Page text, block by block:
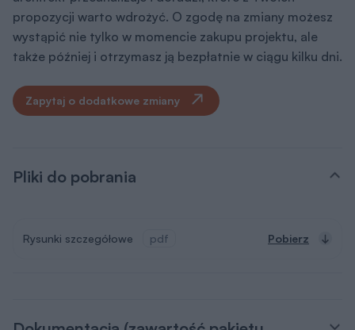
propozycji warto wdrożyć. O zgodę na zmiany możesz
wystąpić nie tylko w momencie zakupu projektu, ale
także później i otrzymasz ją bezpłatnie w ciągu kilku dni.
Zapytaj o dodatkowe zmiany
Pliki do pobrania
Rysunki szczegółowe pdf Pobierz